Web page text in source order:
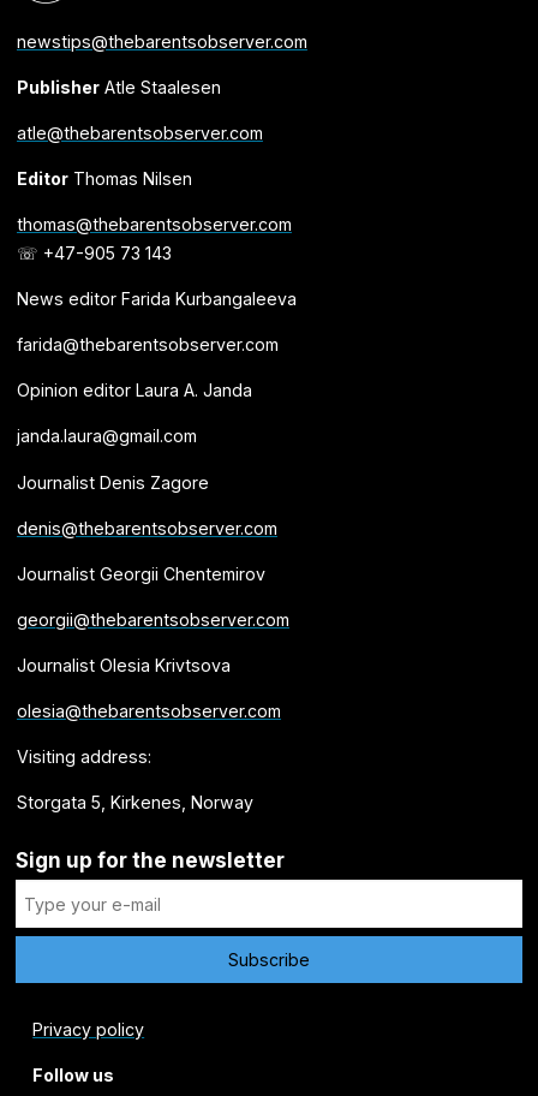
newstips@thebarentsobserver.com
PublisherAtle Staalesen
atle@thebarentsobserver.com
EditorThomas Nilsen
thomas@thebarentsobserver.com
☏ +47-905 73 143
News editor Farida Kurbangaleeva
farida@thebarentsobserver.com
Opinion editor Laura A. Janda
janda.laura@gmail.com
Journalist Denis Zagore
denis@thebarentsobserver.com
Journalist Georgii Chentemirov
georgii@thebarentsobserver.com
Journalist Olesia Krivtsova
olesia@thebarentsobserver.com
Visiting address:
Storgata 5, Kirkenes, Norway
Sign up for the newsletter
Privacy policy
Follow us